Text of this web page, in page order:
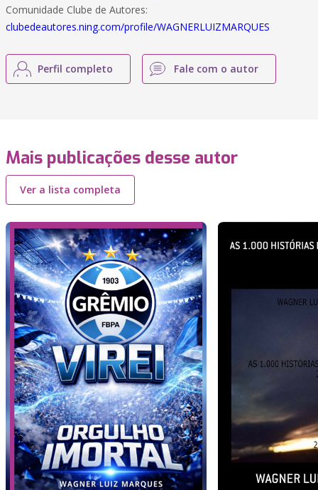
Comunidade Clube de Autores:
clubedeautores.ning.com/profile/WAGNERLUIZMARQUES
Perfil completo Fale com o autor
Mais publicações desse autor
Ver a lista completa